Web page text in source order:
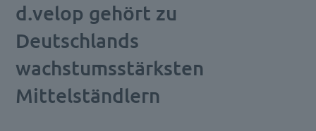
d.velop gehört zu
Deutschlands
wachstumsstärksten
Mittelständlern